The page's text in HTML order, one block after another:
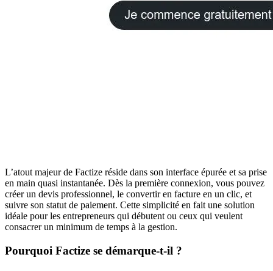
L’atout majeur de Factize réside dans son interface épurée et sa prise
en main quasi instantanée. Dès la première connexion, vous pouvez
créer un devis professionnel, le convertir en facture en un clic, et
suivre son statut de paiement. Cette simplicité en fait une solution
idéale pour les entrepreneurs qui débutent ou ceux qui veulent
consacrer un minimum de temps à la gestion.
Pourquoi Factize se démarque-t-il ?